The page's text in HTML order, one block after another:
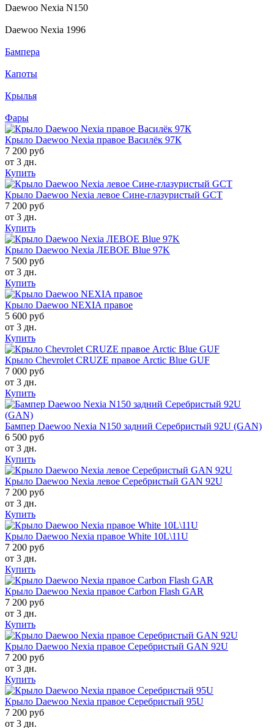
Daewoo Nexia N150
Daewoo Nexia 1996
Бампера
Капоты
Крылья
Фары
Крыло Daewoo Nexia правое Василёк 97К
7 200 руб
от 3 дн.
Купить
Крыло Daewoo Nexia левое Сине-глазуристый GCT
7 200 руб
от 3 дн.
Купить
Крыло Daewoo Nexia ЛЕВОЕ Blue 97K
7 500 руб
от 3 дн.
Купить
Крыло Daewoo NEXIA правое
5 600 руб
от 3 дн.
Купить
Крыло Chevrolet CRUZE правое Arctic Blue GUF
7 000 руб
от 3 дн.
Купить
Бампер Daewoo Nexia N150 задний Серебристый 92U (GAN)
6 500 руб
от 3 дн.
Купить
Крыло Daewoo Nexia левое Серебристый GAN 92U
7 200 руб
от 3 дн.
Купить
Крыло Daewoo Nexia правое White 10L\11U
7 200 руб
от 3 дн.
Купить
Крыло Daewoo Nexia правое Carbon Flash GAR
7 200 руб
от 3 дн.
Купить
Крыло Daewoo Nexia правое Серебристый GAN 92U
7 200 руб
от 3 дн.
Купить
Крыло Daewoo Nexia правое Серебристый 95U
7 200 руб
от 3 дн.